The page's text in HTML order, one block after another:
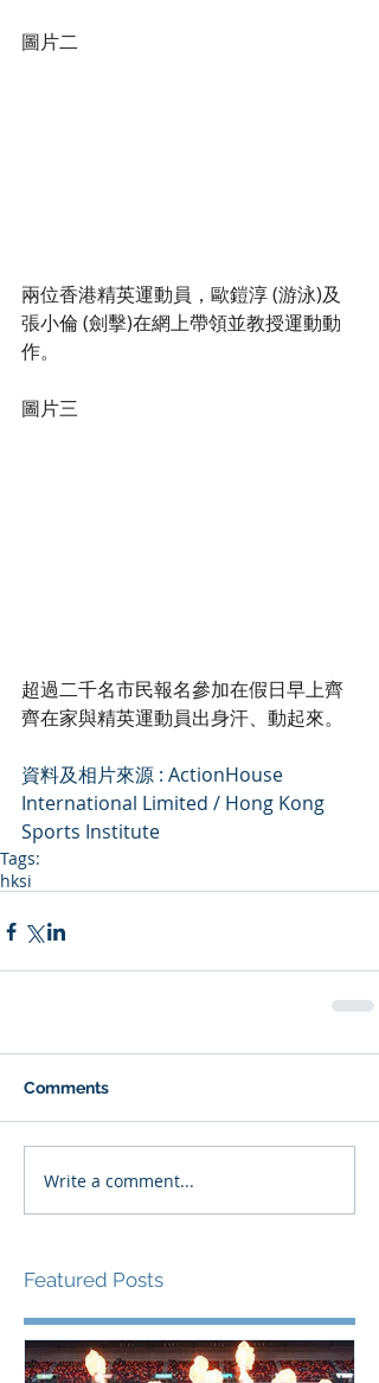
圖片二
兩位香港精英運動員，歐鎧淳 (游泳)及
張小倫 (劍擊)在網上帶領並教授運動動
作。
圖片三
超過二千名市民報名參加在假日早上齊
齊在家與精英運動員出身汗、動起來。
資料及相片來源 : ActionHouse
International Limited / Hong Kong
Sports Institute
Tags:
hksi
Comments
Write a comment...
Featured Posts